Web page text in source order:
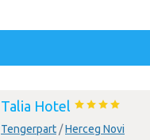
Talia Hotel
Tengerpart /Herceg Novi